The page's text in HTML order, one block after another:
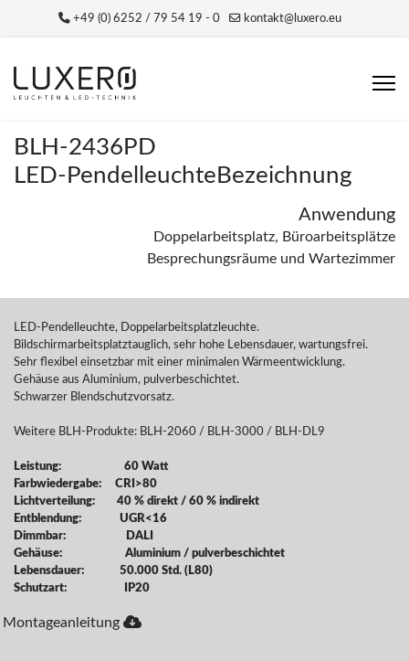
+49 (0) 6252 / 79 54 19 - 0 kontakt@luxero.eu
BLH-2436PD
LED-PendelleuchteBezeichnung
Anwendung
Doppelarbeitsplatz, Büroarbeitsplätze
Besprechungsräume und Wartezimmer
LED-Pendelleuchte, Doppelarbeitsplatzleuchte.
Bildschirmarbeitsplatztauglich, sehr hohe Lebensdauer, wartungsfrei.
Sehr flexibel einsetzbar mit einer minimalen Wärmeentwicklung.
Gehäuse aus Aluminium, pulverbeschichtet.
Schwarzer Blendschutzvorsatz.
Weitere BLH-Produkte: BLH-2060 / BLH-3000 / BLH-DL9
Leistung: 60 Watt
Farbwiedergabe: CRI>80
Lichtverteilung: 40 % direkt / 60 % indirekt
Entblendung: UGR<16
Dimmbar: DALI
Gehäuse: Aluminium / pulverbeschichtet
Lebensdauer: 50.000 Std. (L80)
Schutzart: IP20
Montageanleitung